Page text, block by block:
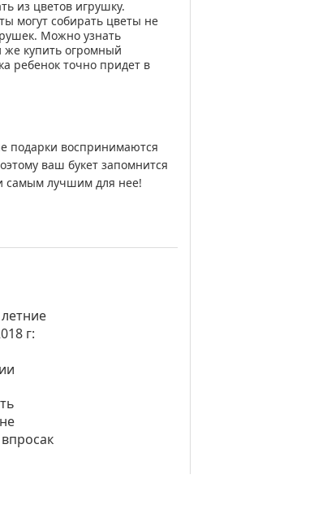
из цветов игрушку.
могут собирать цветы не
Можно узнать
же купить огромный
ребенок точно придет в
подарки воспринимаются
ваш букет запомнится
самым лучшим для нее!
г: